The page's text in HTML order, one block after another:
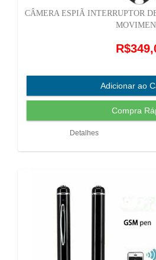
CÂMERA ESPIÃ INTERRUPTOR
Detalhes